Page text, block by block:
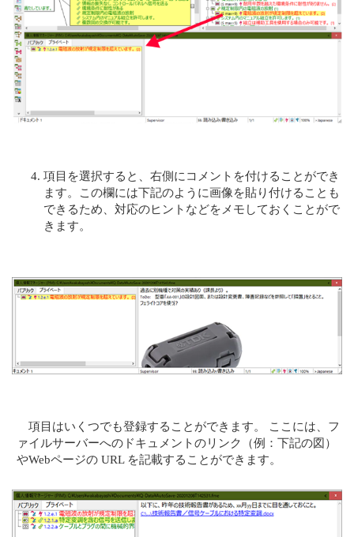
項目を選択すると、右側にコメントを付けることができ
ます。この欄には下記のように画像を貼り付けることも
できるため、対応のヒントなどをメモしておくことがで
きます。
項目はいくつでも登録することができます。 ここには、フ
ァイルサーバーへのドキュメントのリンク（例：下記の図）
やWebページの URL を記載することができます。